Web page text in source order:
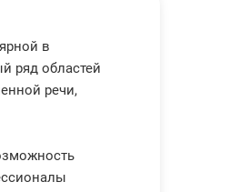
в
ряд областей
речи,